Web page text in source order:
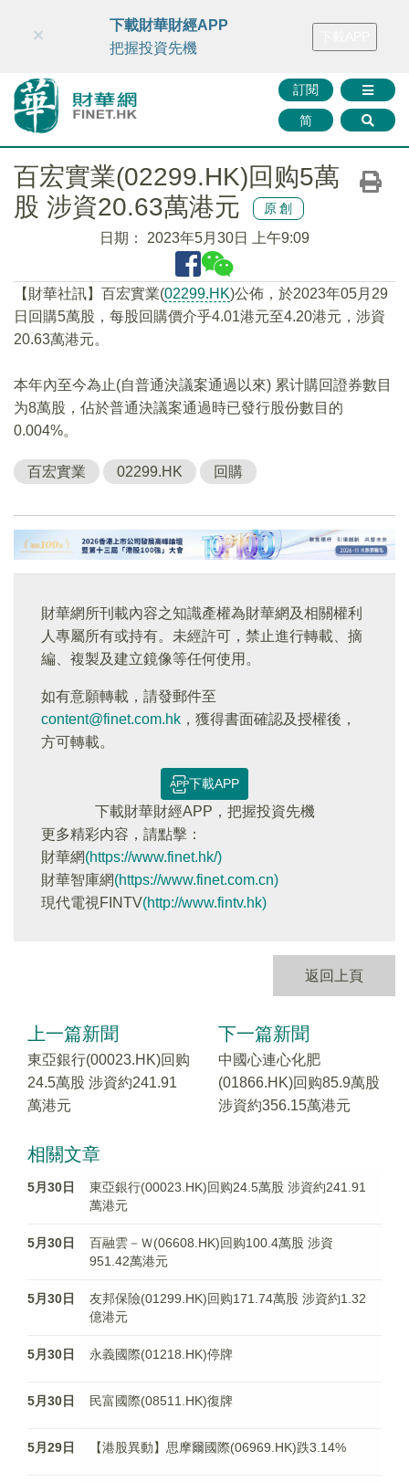
財華智庫網 FINTV FINMETA 財華證券 媒體矩陣
訂閱
简
×
下載財華財經APP
把握投資先機
百宏實業(02299.HK)回购5萬
股 涉資20.63萬港元
原創
日期： 2023年5月30日 上午9:09
【財華社訊】百宏實業(02299.HK)公佈，於2023年05月29
日回購5萬股，每股回購價介乎4.01港元至4.20港元，涉資
20.63萬港元。
本年內至今為止(自普通決議案通過以來) 累计購回證券數目
为8萬股，佔於普通決議案通過時已發行股份數目的
0.004%。
百宏實業 02299.HK 回購
財華網所刊載內容之知識產權為財華網及相關權利
人專屬所有或持有。未經許可，禁止進行轉載、摘
編、複製及建立鏡像等任何使用。
如有意願轉載，請發郵件至
content@finet.com.hk ，獲得書面確認及授權後，
方可轉載。
下載APP
下載財華財經APP，把握投資先機
更多精彩内容，請點擊：
財華網(https://www.finet.hk/)
財華智庫網(https://www.finet.com.cn)
現代電視FINTV(http://www.fintv.hk)
返回上頁
上一篇新聞
東亞銀行(00023.HK)回购
24.5萬股 涉資約241.91
萬港元
下一篇新聞
中國心連心化肥
(01866.HK)回购85.9萬股
涉資約356.15萬港元
相關文章
5月30日
東亞銀行(00023.HK)回购24.5萬股 涉資約241.91
萬港元
5月30日
百融雲－Ｗ(06608.HK)回购100.4萬股 涉資
951.42萬港元
5月30日
友邦保險(01299.HK)回购171.74萬股 涉資約1.32
億港元
5月30日 永義國際(01218.HK)停牌
5月30日 民富國際(08511.HK)復牌
5月29日 【港股異動】思摩爾國際(06969.HK)跌3.14%